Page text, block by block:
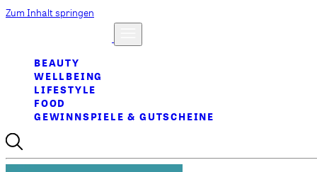
Zum Inhalt springen
BEAUTY
WELLBEING
LIFESTYLE
FOOD
GEWINNSPIELE & GUTSCHEINE